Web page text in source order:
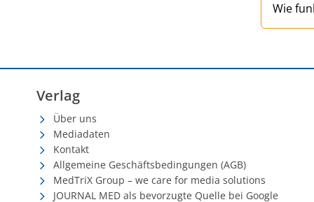
Wie
Verlag
Über uns
Mediadaten
Kontakt
Allgemeine Geschäftsbedingungen (AGB)
MedTriX Group – we care for media solutions
JOURNAL MED als bevorzugte Quelle bei Google